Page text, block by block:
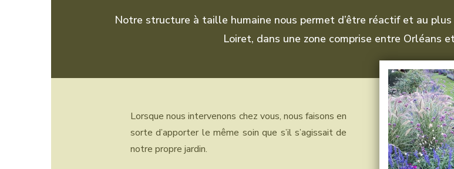
Notre structure à taille humaine nous permet d’être réactif et au
Loiret, dans une zone comprise entre Orléans
Lorsque nous intervenons chez vous, nous faisons en
sorte d’apporter le même soin que s’il s’agissait de
notre propre jardin.